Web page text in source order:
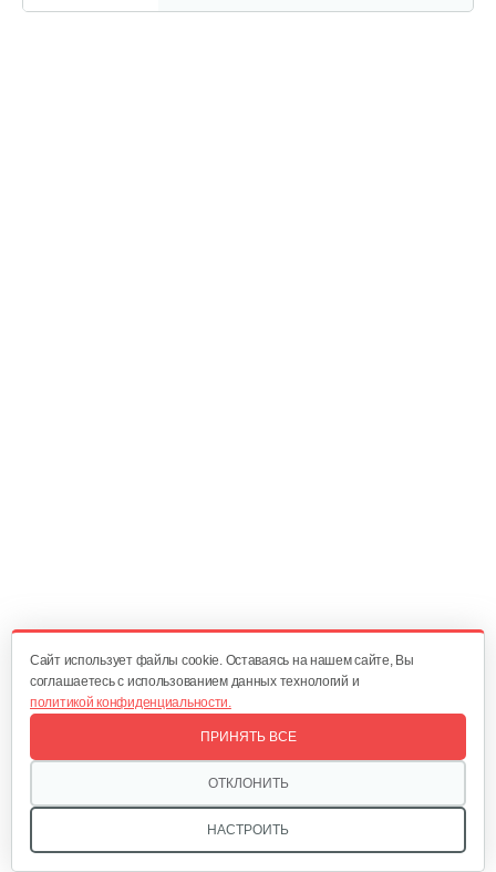
Cайт использует файлы cookie. Оставаясь на нашем сайте, Вы
соглашаетесь с использованием данных технологий и
политикой конфиденциальности.
НАСТРОИТЬ
ОТКЛОНИТЬ
ПРИНЯТЬ ВСЕ